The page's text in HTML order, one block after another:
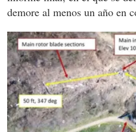
demore al menos un año en